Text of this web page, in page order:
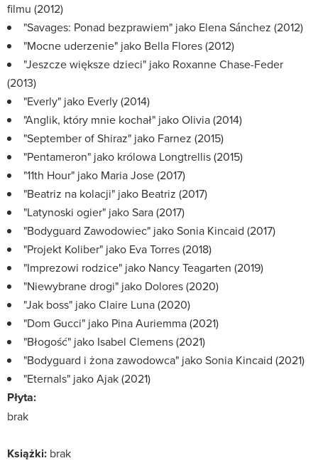
filmu (2012)
"Savages: Ponad bezprawiem" jako Elena Sánchez (2012)
"Mocne uderzenie" jako Bella Flores (2012)
"Jeszcze większe dzieci" jako Roxanne Chase-Feder
(2013)
"Everly" jako Everly (2014)
"Anglik, który mnie kochał" jako Olivia (2014)
"September of Shiraz" jako Farnez (2015)
"Pentameron" jako królowa Longtrellis (2015)
"11th Hour" jako Maria Jose (2017)
"Beatriz na kolacji" jako Beatriz (2017)
"Latynoski ogier" jako Sara (2017)
"Bodyguard Zawodowiec" jako Sonia Kincaid (2017)
"Projekt Koliber" jako Eva Torres (2018)
"Imprezowi rodzice" jako Nancy Teagarten (2019)
"Niewybrane drogi" jako Dolores (2020)
"Jak boss" jako Claire Luna (2020)
"Dom Gucci" jako Pina Auriemma (2021)
"Błogość" jako Isabel Clemens (2021)
"Bodyguard i żona zawodowca" jako Sonia Kincaid (2021)
"Eternals" jako Ajak (2021)
Płyta:
brak
Książki: brak